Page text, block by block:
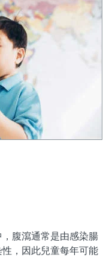
腹瀉通常是由感染腸
，因此兒童每年可能